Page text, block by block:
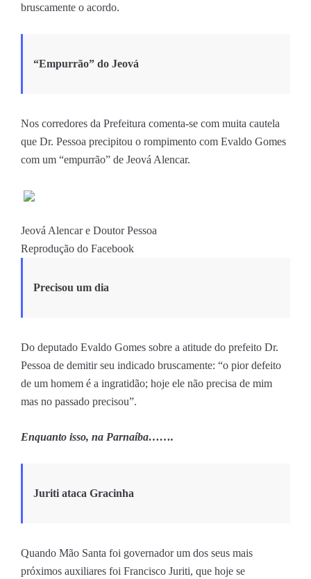
bruscamente o acordo.
“Empurrão” do Jeová
Nos corredores da Prefeitura comenta-se com muita cautela
que Dr. Pessoa precipitou o rompimento com Evaldo Gomes
com um “empurrão” de Jeová Alencar.
Jeová Alencar e Doutor Pessoa
Reprodução do Facebook
Precisou um dia
Do deputado Evaldo Gomes sobre a atitude do prefeito Dr.
Pessoa de demitir seu indicado bruscamente: “o pior defeito
de um homem é a ingratidão; hoje ele não precisa de mim
mas no passado precisou”.
Enquanto isso, na Parnaíba…….
Juriti ataca Gracinha
Quando Mão Santa foi governador um dos seus mais
próximos auxiliares foi Francisco Juriti, que hoje se